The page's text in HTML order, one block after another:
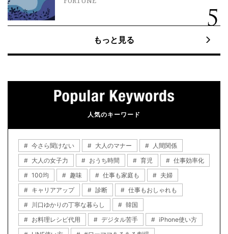
もっと見る
人気のキーワード
今さら聞けない 大人のマナー
人間関係
大人の女子力
おうち時間 育児
仕事効率化
100均
趣味 仕事も家庭も
夫婦
キャリアアップ
診断
仕事もおしゃれも
川口ゆかりの丁寧な暮らし
韓国
お料理レシピ代用
デジタル苦手
iPhone使い方